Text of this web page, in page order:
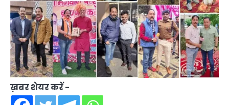
ख़बर शेयर करें -